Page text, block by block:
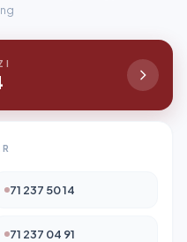
71 237 50 14
71 237 04 91